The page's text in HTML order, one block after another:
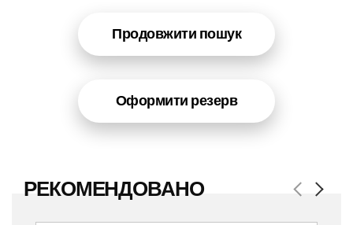
Продовжити пошук
Оформити резерв
РЕКОМЕНДОВАНО Previous
Next